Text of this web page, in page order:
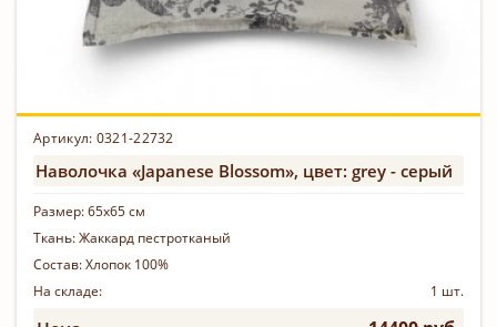
Артикул: 0321-22732
Наволочка «Japanese Blossom», цвет: grey - серый
Размер:65х65 см
Ткань:Жаккард пестротканый
Состав:Хлопок 100%
На складе:
1 шт.